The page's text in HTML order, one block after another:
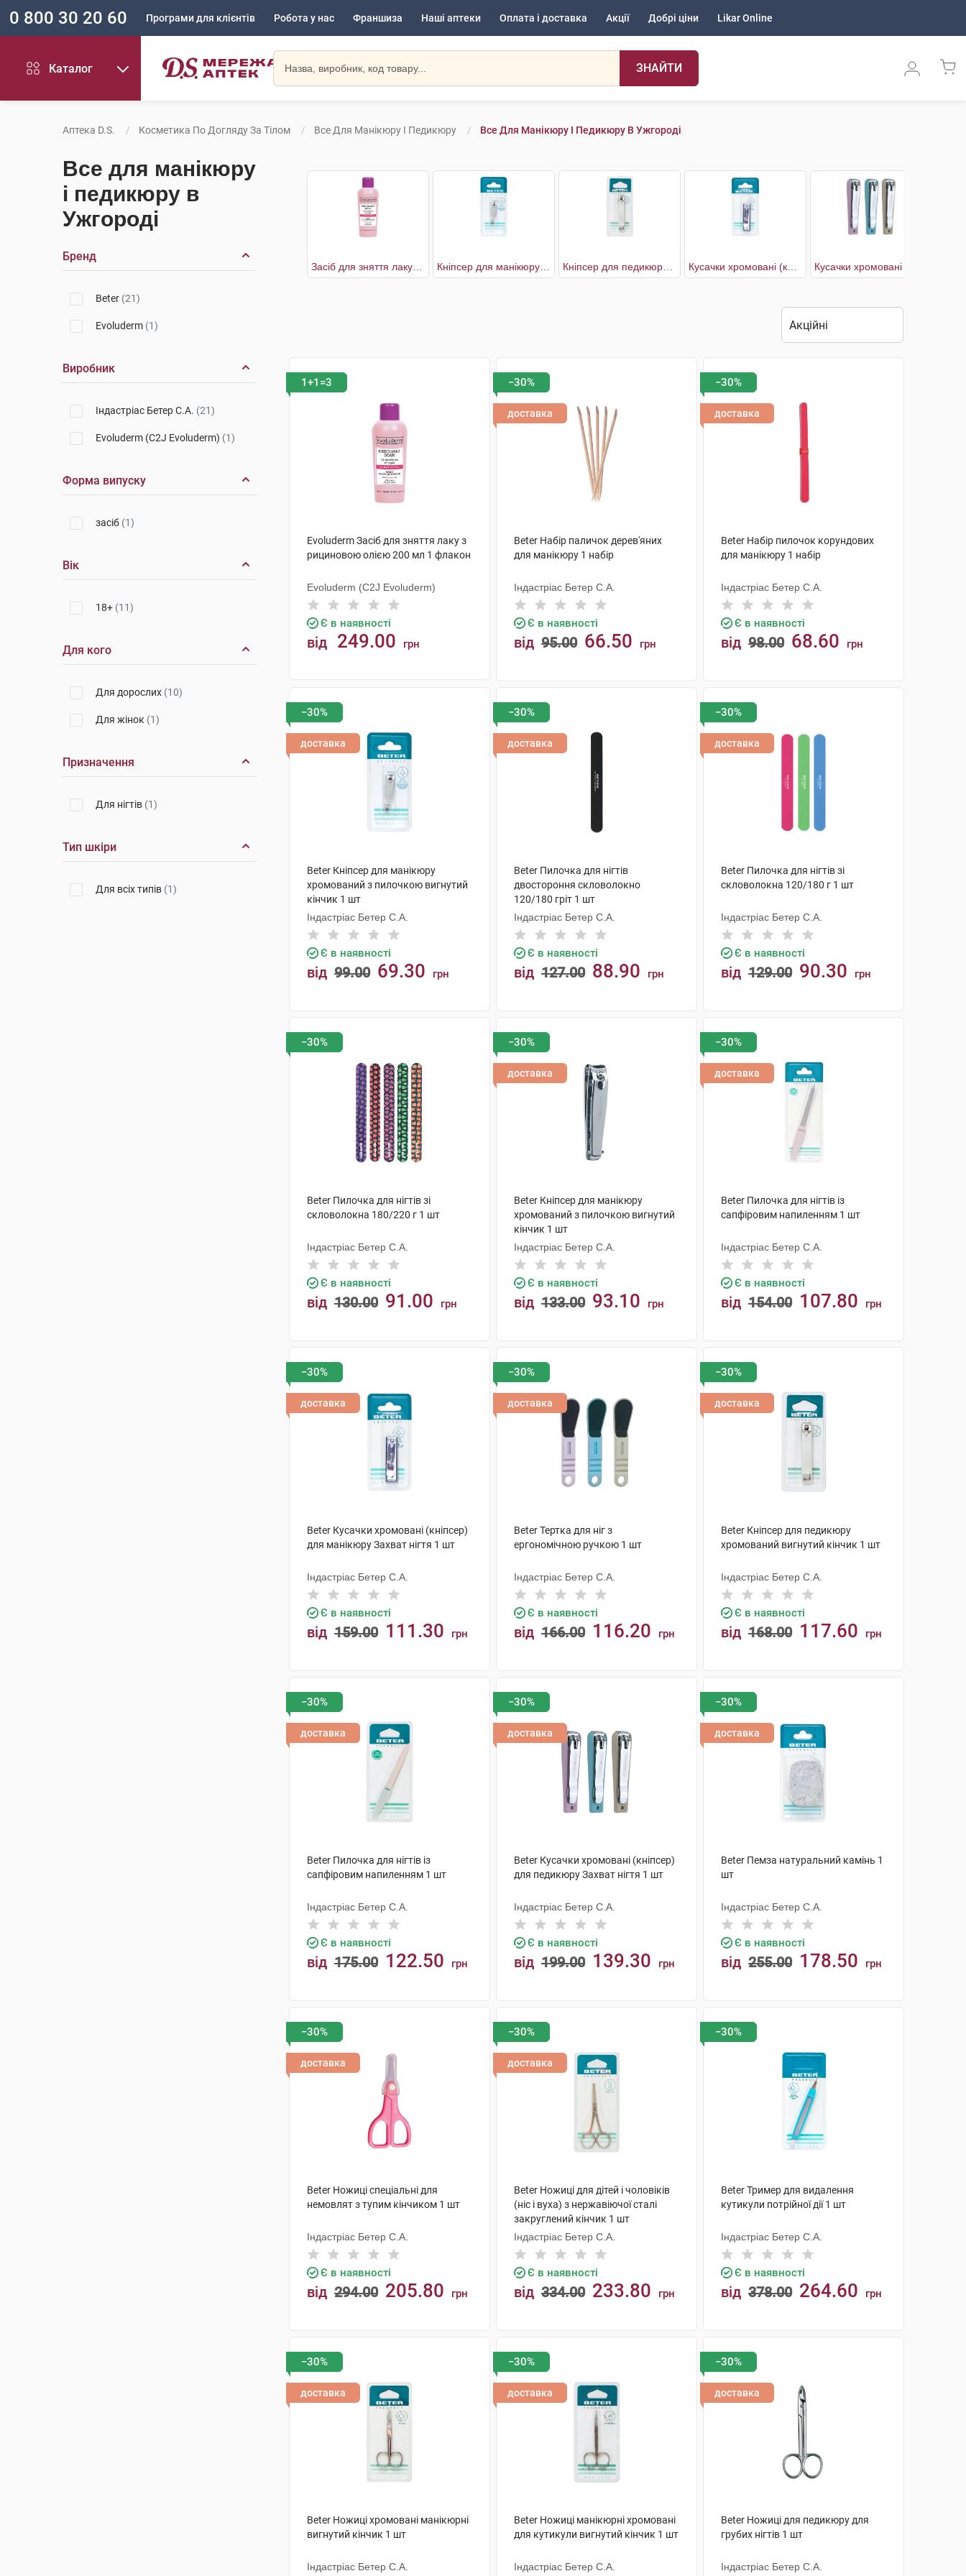
0 800 30 20 60 Програми для клієнтів Робота у нас Франшиза Наші аптеки Оплата і доставка Акції Добрі ціни Likar Online
Каталог ЗНАЙТИ
Аптека D.S. Косметика По Догляду За Тілом Все Для Манікюру І Педикюру Все Для Манікюру І Педикюру В Ужгороді
Все для манікюру
і педикюру в
Ужгороді
Бренд
Beter (21)
Evoluderm (1)
Виробник
Індастріас Бетер С.А. (21)
Evoluderm (C2J Evoluderm) (1)
Форма випуску
засіб (1)
Вік
18+ (11)
Для кого
Для дорослих (10)
Для жінок (1)
Призначення
Для нігтів (1)
Тип шкіри
Для всіх типів (1)
1+1=3
Evoluderm Засіб для зняття лаку з
рициновою олією 200 мл 1 флакон
Evoluderm (C2J Evoluderm)
Є в наявності
від 249.00 грн
−30%
доставка
Beter Набір паличок дерев'яних
для манікюру 1 набір
Індастріас Бетер С.А.
Є в наявності
від 95.00 66.50 грн
−30%
доставка
Beter Набір пилочок корундових
для манікюру 1 набір
Індастріас Бетер С.А.
Є в наявності
від 98.00 68.60 грн
−30%
доставка
Beter Кніпсер для манікюру
хромований з пилочкою вигнутий
кінчик 1 шт
Індастріас Бетер С.А.
Є в наявності
від 99.00 69.30 грн
−30%
доставка
Beter Пилочка для нігтів
двостороння скловолокно
120/180 гріт 1 шт
Індастріас Бетер С.А.
Є в наявності
від 127.00 88.90 грн
−30%
доставка
Beter Пилочка для нігтів зі
скловолокна 120/180 г 1 шт
Індастріас Бетер С.А.
Є в наявності
від 129.00 90.30 грн
−30%
Beter Пилочка для нігтів зі
скловолокна 180/220 г 1 шт
Індастріас Бетер С.А.
Є в наявності
від 130.00 91.00 грн
−30%
доставка
Beter Кніпсер для манікюру
хромований з пилочкою вигнутий
кінчик 1 шт
Індастріас Бетер С.А.
Є в наявності
від 133.00 93.10 грн
−30%
доставка
Beter Пилочка для нігтів із
сапфіровим напиленням 1 шт
Індастріас Бетер С.А.
Є в наявності
від 154.00 107.80 грн
−30%
доставка
Beter Кусачки хромовані (кніпсер)
для манікюру Захват нігтя 1 шт
Індастріас Бетер С.А.
Є в наявності
від 159.00 111.30 грн
−30%
доставка
Beter Тертка для ніг з
ергономічною ручкою 1 шт
Індастріас Бетер С.А.
Є в наявності
від 166.00 116.20 грн
−30%
доставка
Beter Кніпсер для педикюру
хромований вигнутий кінчик 1 шт
Індастріас Бетер С.А.
Є в наявності
від 168.00 117.60 грн
−30%
доставка
Beter Пилочка для нігтів із
сапфіровим напиленням 1 шт
Індастріас Бетер С.А.
Є в наявності
від 175.00 122.50 грн
−30%
доставка
Beter Кусачки хромовані (кніпсер)
для педикюру Захват нігтя 1 шт
Індастріас Бетер С.А.
Є в наявності
від 199.00 139.30 грн
−30%
доставка
Beter Пемза натуральний камінь 1
шт
Індастріас Бетер С.А.
Є в наявності
від 255.00 178.50 грн
−30%
доставка
Beter Ножиці спеціальні для
немовлят з тупим кінчиком 1 шт
Індастріас Бетер С.А.
Є в наявності
від 294.00 205.80 грн
−30%
доставка
Beter Ножиці для дітей і чоловіків
(ніс і вуха) з нержавіючої сталі
закруглений кінчик 1 шт
Індастріас Бетер С.А.
Є в наявності
від 334.00 233.80 грн
−30%
Beter Тример для видалення
кутикули потрійної дії 1 шт
Індастріас Бетер С.А.
Є в наявності
від 378.00 264.60 грн
−30%
доставка
Beter Ножиці хромовані манікюрні
вигнутий кінчик 1 шт
Індастріас Бетер С.А.
−30%
доставка
Beter Ножиці манікюрні хромовані
для кутикули вигнутий кінчик 1 шт
Індастріас Бетер С.А.
−30%
доставка
Beter Ножиці для педикюру для
грубих нігтів 1 шт
Індастріас Бетер С.А.